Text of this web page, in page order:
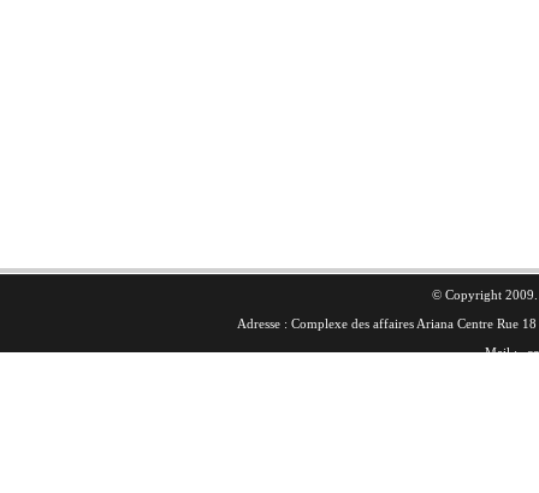
© Copyright 2009.
Adresse : Complexe des affaires Ariana Centre
Mail :